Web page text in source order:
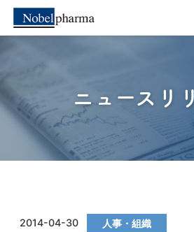
ニュースリ
2014-04-30 人事・組織